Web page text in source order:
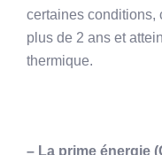
certaines conditions,
plus de 2 ans et
thermique.
– La prime énergie